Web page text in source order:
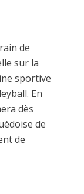
de
sur la
sportive
En
dès
de
de